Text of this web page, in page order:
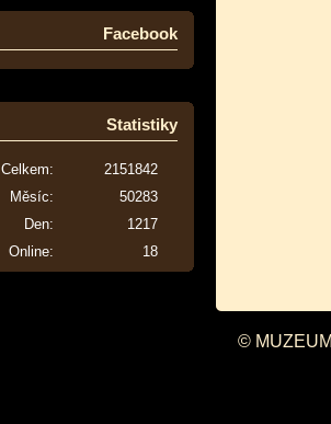
Facebook
Statistiky
Online: 18
Celkem:
2151842
Měsíc:
50283
Den:
1217
©